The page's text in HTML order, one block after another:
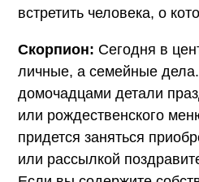
встретить человека, о
Скорпион: Сегодня в
личные, а семейные дела.
домочадцами детали
или рождественского
придется заняться
или рассылкой